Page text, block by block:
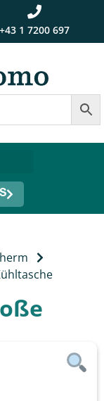
+43 1 7200 697